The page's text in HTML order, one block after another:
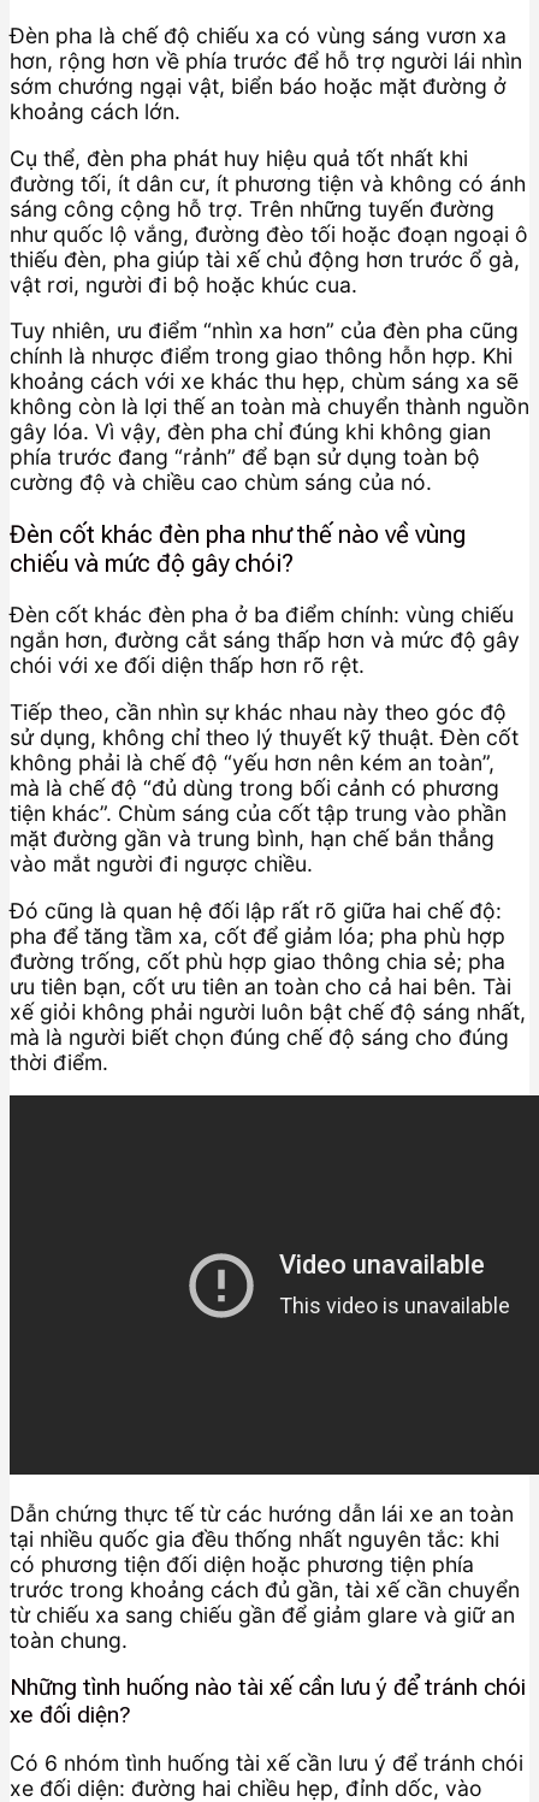
Đèn pha là chế độ chiếu xa có vùng sáng vươn xa
hơn, rộng hơn về phía trước để hỗ trợ người lái nhìn
sớm chướng ngại vật, biển báo hoặc mặt đường ở
khoảng cách lớn.
Cụ thể, đèn pha phát huy hiệu quả tốt nhất khi
đường tối, ít dân cư, ít phương tiện và không có ánh
sáng công cộng hỗ trợ. Trên những tuyến đường
như quốc lộ vắng, đường đèo tối hoặc đoạn ngoại ô
thiếu đèn, pha giúp tài xế chủ động hơn trước ổ gà,
vật rơi, người đi bộ hoặc khúc cua.
Tuy nhiên, ưu điểm “nhìn xa hơn” của đèn pha cũng
chính là nhược điểm trong giao thông hỗn hợp. Khi
khoảng cách với xe khác thu hẹp, chùm sáng xa sẽ
không còn là lợi thế an toàn mà chuyển thành nguồn
gây lóa. Vì vậy, đèn pha chỉ đúng khi không gian
phía trước đang “rảnh” để bạn sử dụng toàn bộ
cường độ và chiều cao chùm sáng của nó.
Đèn cốt khác đèn pha như thế nào về vùng
chiếu và mức độ gây chói?
Đèn cốt khác đèn pha ở ba điểm chính: vùng chiếu
ngắn hơn, đường cắt sáng thấp hơn và mức độ gây
chói với xe đối diện thấp hơn rõ rệt.
Tiếp theo, cần nhìn sự khác nhau này theo góc độ
sử dụng, không chỉ theo lý thuyết kỹ thuật. Đèn cốt
không phải là chế độ “yếu hơn nên kém an toàn”,
mà là chế độ “đủ dùng trong bối cảnh có phương
tiện khác”. Chùm sáng của cốt tập trung vào phần
mặt đường gần và trung bình, hạn chế bắn thẳng
vào mắt người đi ngược chiều.
Đó cũng là quan hệ đối lập rất rõ giữa hai chế độ:
pha để tăng tầm xa, cốt để giảm lóa; pha phù hợp
đường trống, cốt phù hợp giao thông chia sẻ; pha
ưu tiên bạn, cốt ưu tiên an toàn cho cả hai bên. Tài
xế giỏi không phải người luôn bật chế độ sáng nhất,
mà là người biết chọn đúng chế độ sáng cho đúng
thời điểm.
Dẫn chứng thực tế từ các hướng dẫn lái xe an toàn
tại nhiều quốc gia đều thống nhất nguyên tắc: khi
có phương tiện đối diện hoặc phương tiện phía
trước trong khoảng cách đủ gần, tài xế cần chuyển
từ chiếu xa sang chiếu gần để giảm glare và giữ an
toàn chung.
Những tình huống nào tài xế cần lưu ý để tránh chói
xe đối diện?
Có 6 nhóm tình huống tài xế cần lưu ý để tránh chói
xe đối diện: đường hai chiều hẹp, đỉnh dốc, vào